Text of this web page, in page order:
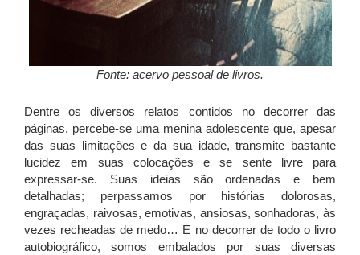
Fonte: acervo pessoal de livros.
Dentre os diversos relatos contidos no decorrer das
páginas, percebe-se uma menina adolescente que, apesar
das suas limitações e da sua idade, transmite bastante
lucidez em suas colocações e se sente livre para
expressar-se. Suas ideias são ordenadas e bem
detalhadas; perpassamos por histórias dolorosas,
engraçadas, raivosas, emotivas, ansiosas, sonhadoras, às
vezes recheadas de medo… E no decorrer de todo o livro
autobiográfico, somos embalados por suas diversas